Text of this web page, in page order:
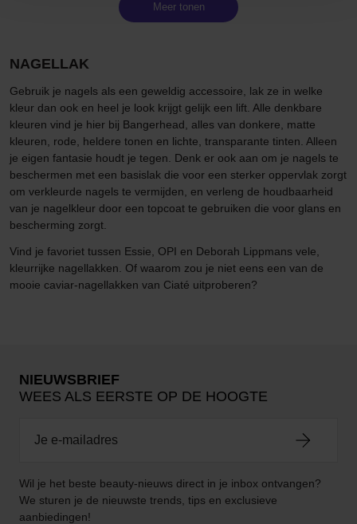
Meer tonen
NAGELLAK
Gebruik je nagels als een geweldig accessoire, lak ze in welke
kleur dan ook en heel je look krijgt gelijk een lift. Alle denkbare
kleuren vind je hier bij Bangerhead, alles van donkere, matte
kleuren, rode, heldere tonen en lichte, transparante tinten. Alleen
je eigen fantasie houdt je tegen. Denk er ook aan om je nagels te
beschermen met een basislak die voor een sterker oppervlak zorgt
om verkleurde nagels te vermijden, en verleng de houdbaarheid
van je nagelkleur door een topcoat te gebruiken die voor glans en
bescherming zorgt.
Vind je favoriet tussen Essie, OPI en Deborah Lippmans vele,
kleurrijke nagellakken. Of waarom zou je niet eens een van de
mooie caviar-nagellakken van Ciaté uitproberen?
NIEUWSBRIEF
WEES ALS EERSTE OP DE HOOGTE
Wil je het beste beauty-nieuws direct in je inbox ontvangen?
We sturen je de nieuwste trends, tips en exclusieve
aanbiedingen!